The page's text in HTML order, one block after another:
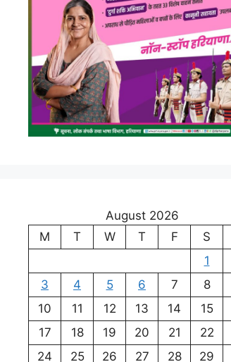
August 2026
M
T W T F S
1
3
4 5 6 7 8
10
11 12 13 14 15
17
18 19 20 21 22
24
25 26 27 28 29